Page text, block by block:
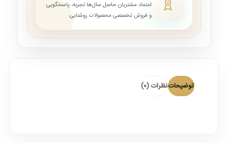
اعتماد مشتریان حاصل سال‌ها تجربه، پاسخگویی
و فروش تخصصی محصولات روشنایی
توضیحاتنظرات (0)